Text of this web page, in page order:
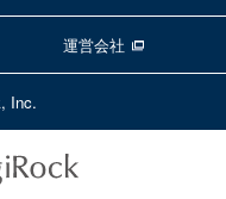
運営会社
Inc.